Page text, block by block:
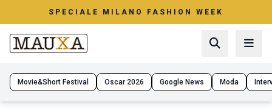
SPECIALE MILANO FASHION WEEK
Movie&Short Festival Oscar 2026 Google News Moda